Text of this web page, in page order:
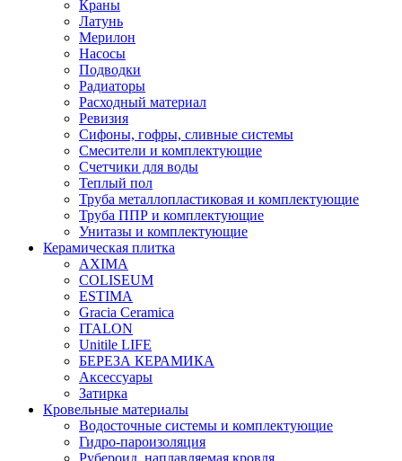
Краны
Латунь
Мерилон
Насосы
Подводки
Радиаторы
Расходный материал
Ревизия
Сифоны, гофры, сливные системы
Смесители и комплектующие
Счетчики для воды
Теплый пол
Труба металлопластиковая и комплектующие
Труба ППР и комплектующие
Унитазы и комплектующие
Керамическая плитка
AXIMA
COLISEUM
ESTIMA
Gracia Ceramica
ITALON
Unitile LIFE
БЕРЕЗА КЕРАМИКА
Аксессуары
Затирка
Кровельные материалы
Водосточные системы и комплектующие
Гидро-пароизоляция
Рубероид, наплавляемая кровля